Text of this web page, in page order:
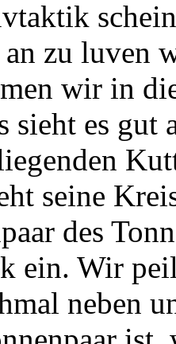
zu luven
wir in
sieht es gut
seine
des
ein. Wir
neben